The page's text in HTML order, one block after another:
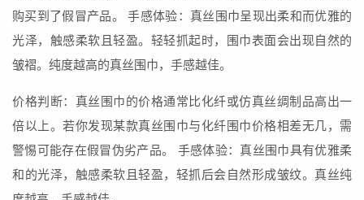
购买到了假冒产品。 手感体验：真丝围巾呈现出柔和而优雅的
光泽，触感柔软且轻盈。轻轻抓起时，围巾表面会出现自然的
皱褶。纯度越高的真丝围巾，手感越佳。
价格判断：真丝围巾的价格通常比化纤或仿真丝绸制品高出一
倍以上。若你发现某款真丝围巾与化纤围巾价格相差无几，需
警惕可能存在假冒伪劣产品。 手感体验：真丝围巾具有优雅柔
和的光泽，触感柔软且轻盈，轻抓后会自然形成皱纹。真丝纯